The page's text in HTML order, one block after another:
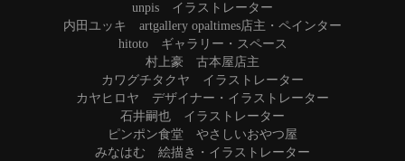
unpis イラストレーター
内田ユッキ artgallery opaltimes店主・ペインター
hitoto ギャラリー・スペース
村上豪 古本屋店主
カワグチタクヤ イラストレーター
カヤヒロヤ デザイナー・イラストレーター
石井嗣也 イラストレーター
ピンポン食堂 やさしいおやつ屋
みなはむ 絵描き・イラストレーター